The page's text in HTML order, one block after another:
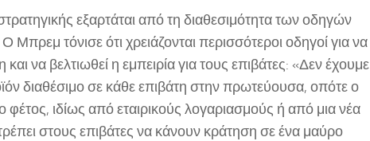
εξαρτάται από τη διαθεσιμότητα των οδηγών
τόνισε ότι χρειάζονται περισσότεροι οδηγοί για να
να βελτιωθεί η εμπειρία για τους επιβάτες: «Δεν έχουμε
διαθέσιμο σε κάθε επιβάτη στην πρωτεύουσα, οπότε ο
φέτος, ιδίως από εταιρικούς λογαριασμούς ή από μια νέα
στους επιβάτες να κάνουν κράτηση σε ένα μαύρο